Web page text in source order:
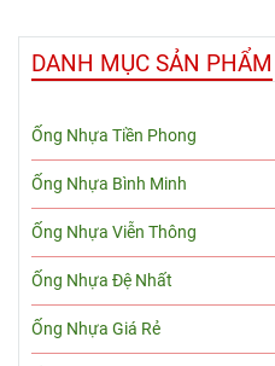
DANH MỤC SẢN PHẨM
Ống Nhựa Tiền Phong
Ống Nhựa Bình Minh
Ống Nhựa Viễn Thông
Ống Nhựa Đệ Nhất
Ống Nhựa Giá Rẻ